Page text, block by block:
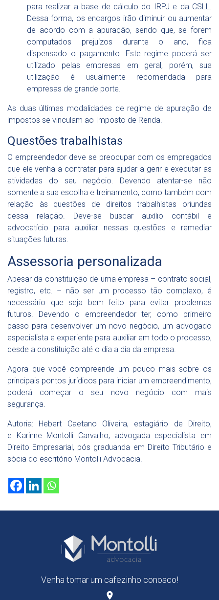
para realizar a base de cálculo do IRPJ e da CSLL.
Dessa forma, os encargos irão diminuir ou aumentar
de acordo com a apuração, sendo que, se forem
computados prejuízos durante o ano, fica
dispensado o pagamento. Este regime poderá ser
utilizado pelas empresas em geral, porém, sua
utilização é usualmente recomendada para
empresas de grande porte.
As duas últimas modalidades de regime de apuração de
impostos se vinculam ao Imposto de Renda.
Questões trabalhistas
O empreendedor deve se preocupar com os empregados
que ele venha a contratar para ajudar a gerir e executar as
atividades do seu negócio. Devendo atentar-se não
somente a sua escolha e treinamento, como também com
relação às questões de direitos trabalhistas oriundas
dessa relação. Deve-se buscar auxílio contábil e
advocatício para auxiliar nessas questões e remediar
situações futuras.
Assessoria personalizada
Apesar da constituição de uma empresa – contrato social,
registro, etc. – não ser um processo tão complexo, é
necessário que seja bem feito para evitar problemas
futuros. Devendo o empreendedor ter, como primeiro
passo para desenvolver um novo negócio, um advogado
especialista e experiente para auxiliar em todo o processo,
desde a constituição até o dia a dia da empresa.
Agora que você compreende um pouco mais sobre os
principais pontos jurídicos para iniciar um empreendimento,
poderá começar o seu novo negócio com mais
segurança.
Autoria: Hebert Caetano Oliveira, estagiário de Direito,
e Karinne Montolli Carvalho, advogada especialista em
Direito Empresarial, pós graduanda em Direito Tributário e
sócia do escritório Montolli Advocacia.
Venha tomar um cafezinho conosco!
place